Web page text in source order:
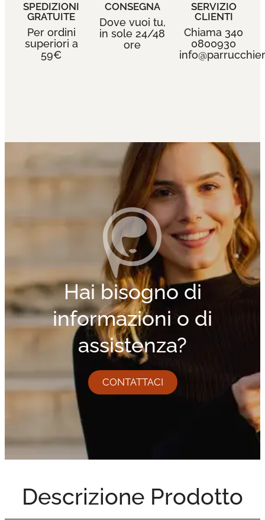
SPEDIZIONI
GRATUITE
Per ordini
superiori a
59€
CONSEGNA
Dove vuoi tu,
in sole 24/48
ore
SERVIZIO
CLIENTI
Chiama 340
0800930
Hai bisogno di
informazioni o di
assistenza?
CONTATTACI
Descrizione Prodotto